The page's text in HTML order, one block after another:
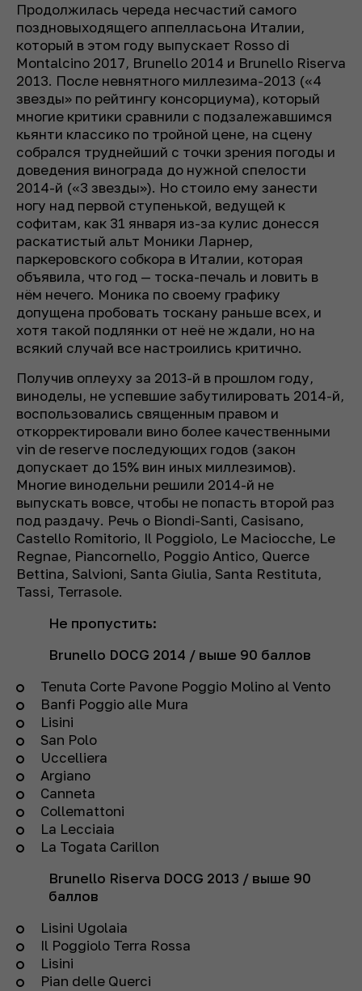
Продолжилась череда несчастий самого
поздновыходящего аппелласьона Италии,
который в этом году выпускает Rosso di
Montalcino 2017, Brunello 2014 и Brunello Riserva
2013. После невнятного миллезима-2013 («4
звезды» по рейтингу консорциума), который
многие критики сравнили с подзалежавшимся
кьянти классико по тройной цене, на сцену
собрался труднейший с точки зрения погоды и
доведения винограда до нужной спелости
2014-й («3 звезды»). Но стоило ему занести
ногу над первой ступенькой, ведущей к
софитам, как 31 января из-за кулис донесся
раскатистый альт Моники Ларнер,
паркеровского собкора в Италии, которая
объявила, что год — тоска-печаль и ловить в
нём нечего. Моника по своему графику
допущена пробовать тоскану раньше всех, и
хотя такой подлянки от неё не ждали, но на
всякий случай все настроились критично.
Получив оплеуху за 2013-й в прошлом году,
виноделы, не успевшие забутилировать 2014-й,
воспользовались священным правом и
откорректировали вино более качественными
vin de reserve последующих годов (закон
допускает до 15% вин иных миллезимов).
Многие винодельни решили 2014-й не
выпускать вовсе, чтобы не попасть второй раз
под раздачу. Речь о Biondi-Santi, Casisano,
Castello Rоmitorio, Il Pоggiolo, Le Maciocche, Le
Regnae, Piancornello, Poggio Antico, Querce
Bettina, Salvioni, Santa Giulia, Santa Restituta,
Tassi, Terrasole.
Не пропустить:
Brunello DOCG 2014 / выше 90 баллов
Tenuta Corte Pavone Poggio Molino al Vento
Banfi Poggio alle Mura
Lisini
San Polo
Uccelliera
Argiano
Canneta
Collemattoni
La Lecciaia
La Togata Carillon
Brunello Riserva DOCG 2013 / выше 90
баллов
Lisini Ugolaia
Il Poggiolo Terra Rossa
Lisini
Pian delle Querci